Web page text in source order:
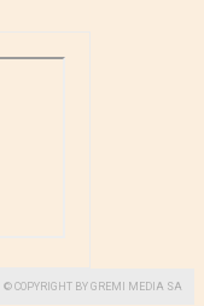
© COPYRIGHT BY GREMI MEDIA SA